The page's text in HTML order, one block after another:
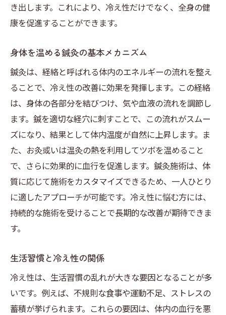
鍼灸による体質改善のプロセス
継続的な鍼灸施術の重要性
冷え性克服における鍼灸の役割
鍼灸で得られる血行促進の理由
免疫力を高める鍼灸のメカニズム
冷え性改善に向けた鍼灸の働き
鍼灸がもたらす心身のリラクゼーション
冷え性改善に役立つ鍼灸の基本知識と施術の流
れ
鍼灸施術の基本的な流れ
施術前に知っておくべき鍼灸の基礎知識
冷え性に効果的な鍼灸の施術内容
鍼灸施術における安全性の確保
施術後のフォローアップとセルフケア
き出します。これにより、冷え性だけでなく、全身の健
康を促進することができます。
身体を温める鍼灸の基本メカニズム
鍼灸は、経絡と呼ばれる体内のエネルギーの流れを整え
ることで、冷え性の改善に効果を発揮します。この経絡
は、身体の各部分を結びつけ、気や血液の流れを調節し
ます。鍼を適切な経穴に刺すことで、この流れがスムー
ズになり、結果として体内温度が自然に上昇します。ま
た、お灸或いは温灸の熱を利用してツボを温めること
で、さらに効果的に血行を促進します。鍼灸施術は、体
質に応じて施術をカスタマイズできるため、一人ひとり
に適したアプローチが可能です。冷え性に悩む方には、
持続的な施術を受けることで長期的な改善が期待できま
す。
生活習慣と冷え性の関係
冷え性は、生活習慣の乱れが大きな要因となることが多
いです。例えば、不規則な食事や運動不足、ストレスの
蓄積が挙げられます。これらの要因は、体内の血行を悪